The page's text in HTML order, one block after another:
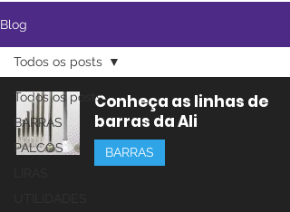
Blog
Todos os posts
BARRAS
PALCOS
Todos os posts
Conheça as linhas de
barras da Ali
BARRAS